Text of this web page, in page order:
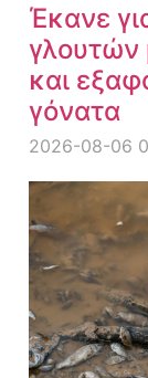
Έκανε
γλουτών
και
γόνατα
2026-08-06